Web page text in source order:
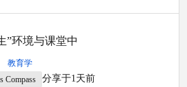
”环境与课堂中
教育学
Compass
分享于1天前